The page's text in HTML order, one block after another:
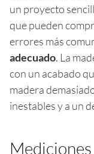
un proyecto
que pueden
errores más
adecuado. La
con un acabado
madera
inestables y a un